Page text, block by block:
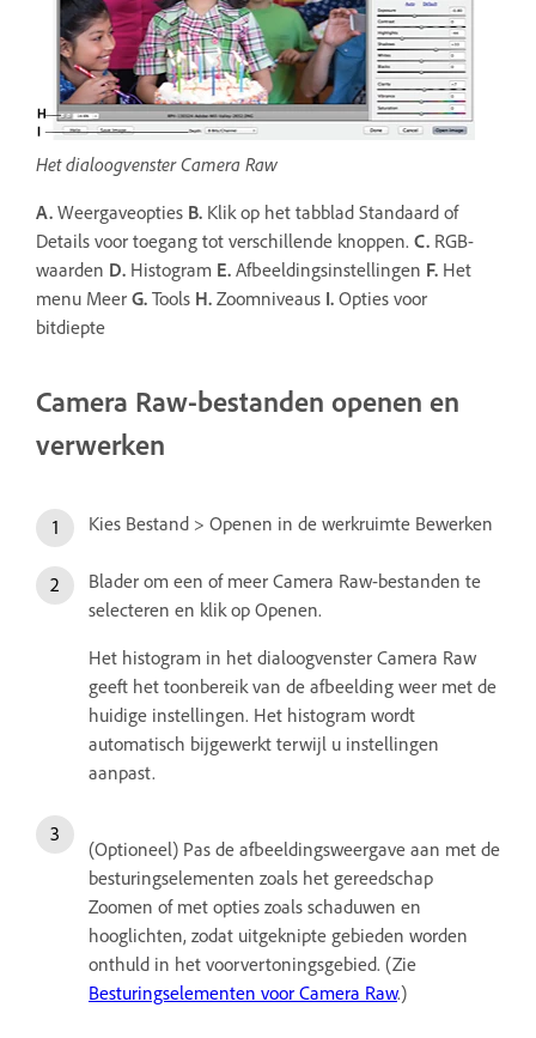
Het dialoogvenster Camera Raw
A. Weergaveopties B. Klik op het tabblad Standaard of
Details voor toegang tot verschillende knoppen. C. RGB-
waarden D. Histogram E. Afbeeldingsinstellingen F. Het
menu Meer G. Tools H. Zoomniveaus I. Opties voor
bitdiepte
Camera Raw-bestanden openen en
verwerken
Kies Bestand > Openen in de werkruimte Bewerken
Blader om een of meer Camera Raw-bestanden te
selecteren en klik op Openen.
Het histogram in het dialoogvenster Camera Raw
geeft het toonbereik van de afbeelding weer met de
huidige instellingen. Het histogram wordt
automatisch bijgewerkt terwijl u instellingen
aanpast.
(Optioneel) Pas de afbeeldingsweergave aan met de
besturingselementen zoals het gereedschap
Zoomen of met opties zoals schaduwen en
hooglichten, zodat uitgeknipte gebieden worden
onthuld in het voorvertoningsgebied. (Zie
Besturingselementen voor Camera Raw.)